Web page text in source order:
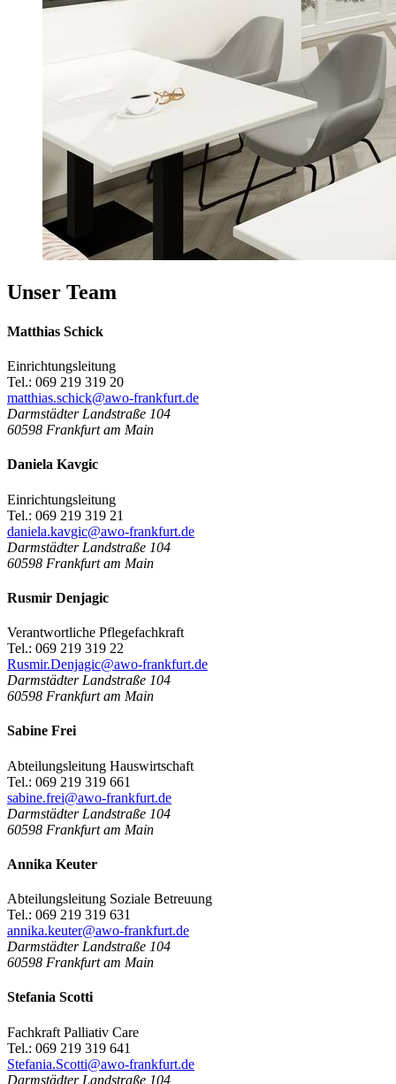
Unser Team
Matthias Schick
Einrichtungsleitung
Tel.: 069 219 319 20
matthias.schick@awo-frankfurt.de
Darmstädter Landstraße 104
60598 Frankfurt am Main
Daniela Kavgic
Einrichtungsleitung
Tel.: 069 219 319 21
daniela.kavgic@awo-frankfurt.de
Darmstädter Landstraße 104
60598 Frankfurt am Main
Rusmir Denjagic
Verantwortliche Pflegefachkraft
Tel.: 069 219 319 22
Rusmir.Denjagic@awo-frankfurt.de
Darmstädter Landstraße 104
60598 Frankfurt am Main
Sabine Frei
Abteilungsleitung Hauswirtschaft
Tel.: 069 219 319 661
sabine.frei@awo-frankfurt.de
Darmstädter Landstraße 104
60598 Frankfurt am Main
Annika Keuter
Abteilungsleitung Soziale Betreuung
Tel.: 069 219 319 631
annika.keuter@awo-frankfurt.de
Darmstädter Landstraße 104
60598 Frankfurt am Main
Stefania Scotti
Fachkraft Palliativ Care
Tel.: 069 219 319 641
Stefania.Scotti@awo-frankfurt.de
Darmstädter Landstraße 104